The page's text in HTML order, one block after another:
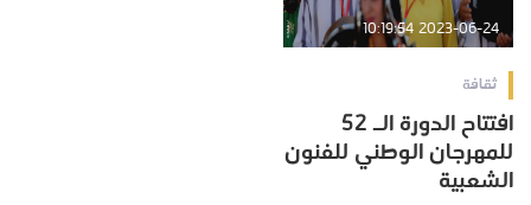
2023-06-24 10:19:54
ثقافة
افتتاح الدورة الـ 52
للمهرجان الوطني للفنون
الشعبية